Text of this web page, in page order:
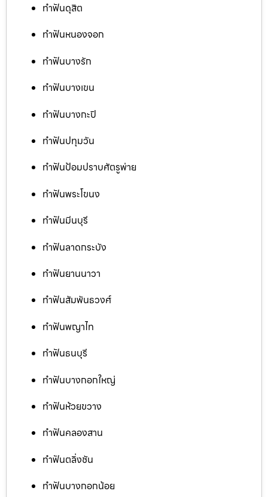
ทำฟันดุสิต
ทำฟันหนองจอก
ทำฟันบางรัก
ทำฟันบางเขน
ทำฟันบางกะปิ
ทำฟันปทุมวัน
ทำฟันป้อมปราบศัตรูพ่าย
ทำฟันพระโขนง
ทำฟันมีนบุรี
ทำฟันลาดกระบัง
ทำฟันยานนาวา
ทำฟันสัมพันธวงศ์
ทำฟันพญาไท
ทำฟันธนบุรี
ทำฟันบางกอกใหญ่
ทำฟันห้วยขวาง
ทำฟันคลองสาน
ทำฟันตลิ่งชัน
ทำฟันบางกอกน้อย